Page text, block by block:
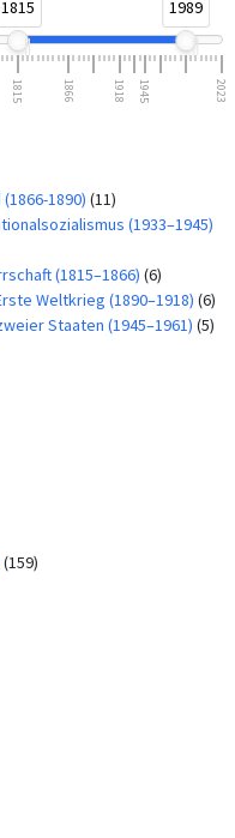
1815
1989
1815 1866 1918 1945 2023
1890) (11)
(1933–1945)
(1815–1866) (6)
Weltkrieg (1890–1918) (6)
Staaten (1945–1961) (5)
(159)